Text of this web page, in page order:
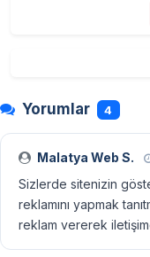
Yorumlar 4
Malatya Web S.
Sizlerde sitenizin
reklamını yapmak
reklam vererek